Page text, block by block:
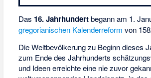
Das 16. Jahrhundertbegann am 1.
gregorianischen Kalenderreform von
Die Weltbevölkerung zu Beginn dieses
zum Ende des Jahrhunderts
und Ideen erreichte eine nie zuvor